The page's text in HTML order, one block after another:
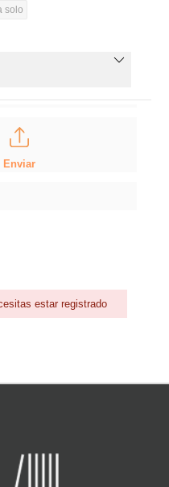
solo
Enviar
estar registrado